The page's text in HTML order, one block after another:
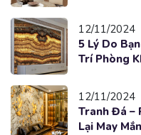
12/11/2024
5 Lý Do
Trí Phòng
12/11/2024
Tranh Đá –
Lại May